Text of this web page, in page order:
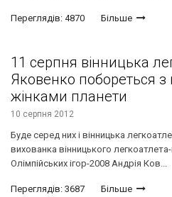
Переглядів: 4870 Більше
11 серпня вінницька
Яковенко побореться
жінками планети
10 серпня 2012
Буде серед них і вінницька
вихованка вінницького
Олімпійських ігор-2008 Андрія Ков...
Переглядів: 3687 Більше